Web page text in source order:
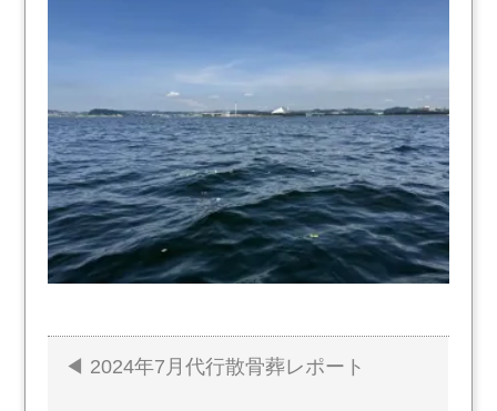
2024年7月代行散骨葬レポート